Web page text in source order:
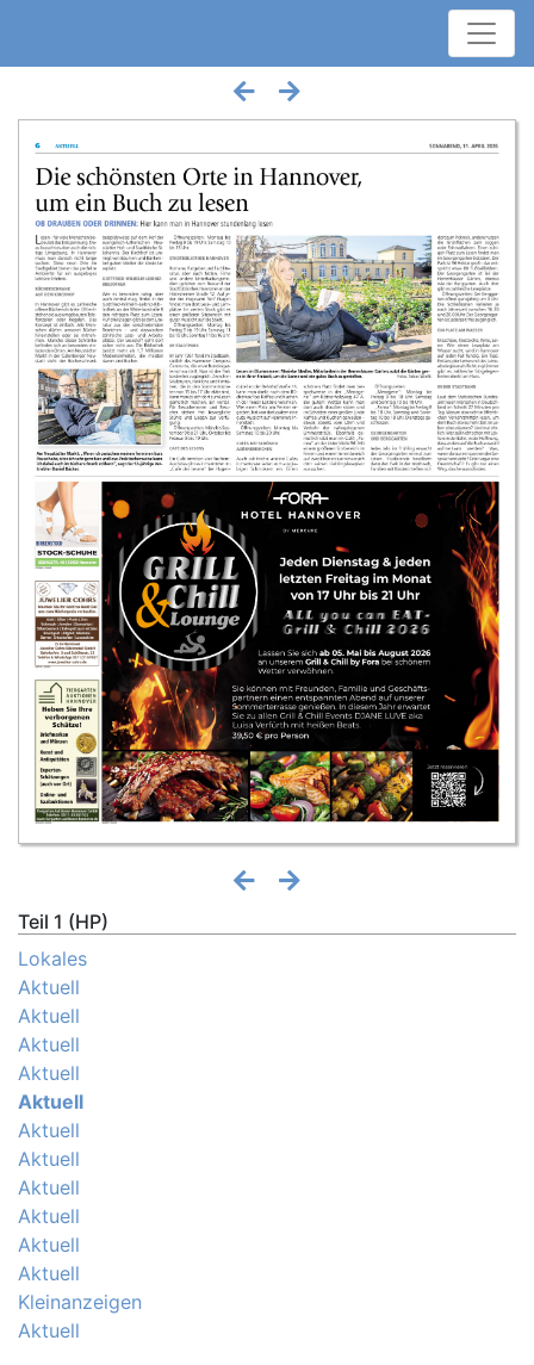
Teil 1 (HP)
Lokales
Aktuell
Aktuell
Aktuell
Aktuell
Aktuell
Aktuell
Aktuell
Aktuell
Aktuell
Aktuell
Aktuell
Kleinanzeigen
Aktuell